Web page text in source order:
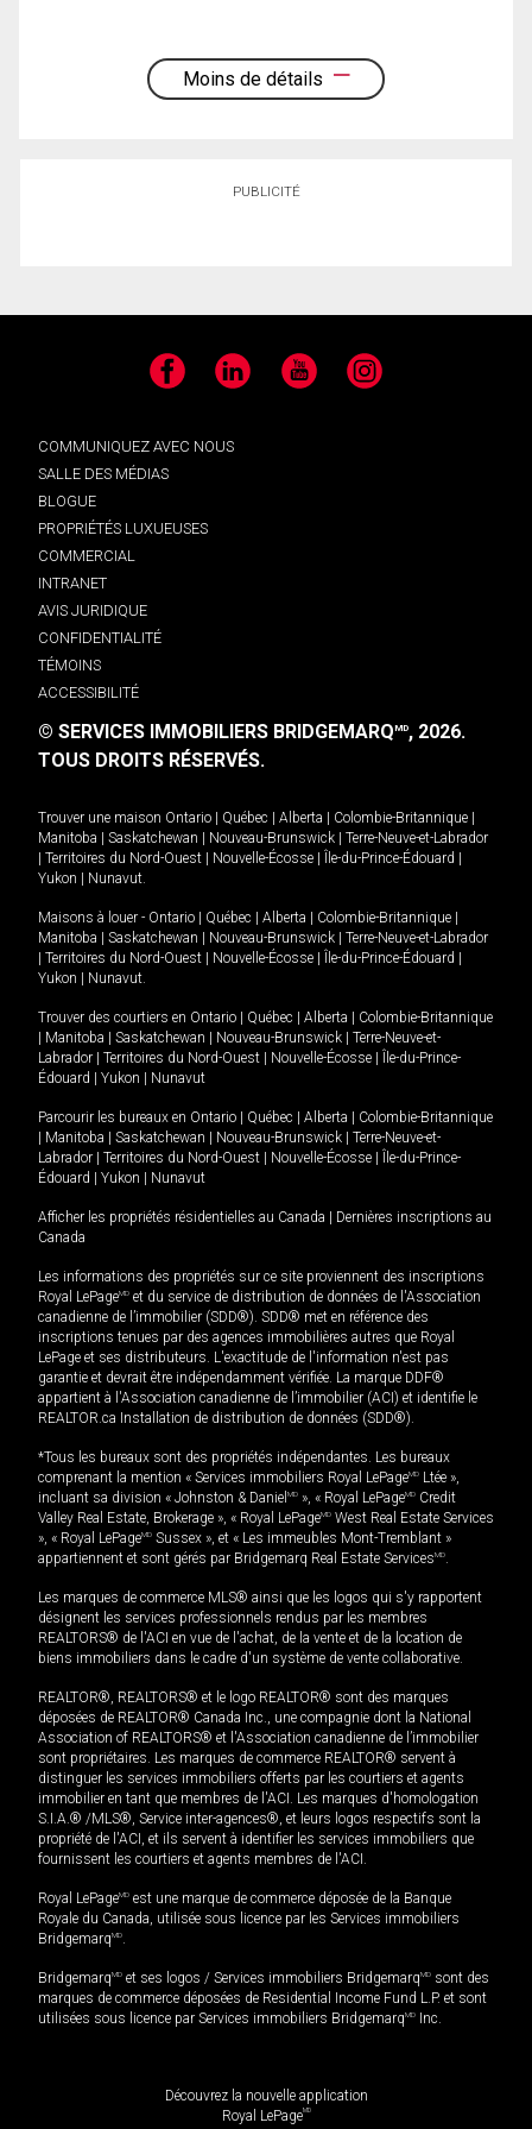
Moins de détails
PUBLICITÉ
Facebook LinkedIn YouTube Instagram
COMMUNIQUEZ AVEC NOUS
SALLE DES MÉDIAS
BLOGUE
PROPRIÉTÉS LUXUEUSES
COMMERCIAL
INTRANET
AVIS JURIDIQUE
CONFIDENTIALITÉ
TÉMOINS
ACCESSIBILITÉ
© SERVICES IMMOBILIERS BRIDGEMARQMD, 2026.
TOUS DROITS RÉSERVÉS.
Trouver une maison Ontario Québec Alberta Colombie-Britannique
Manitoba
Saskatchewan Nouveau-Brunswick
Terre-Neuve-et-Labrador
Territoires du Nord-Ouest Nouvelle-Écosse Île-du-Prince-Édouard
Yukon
Nunavut.
Maisons à louer - Ontario Québec Alberta Colombie-Britannique
Manitoba
Saskatchewan Nouveau-Brunswick
Terre-Neuve-et-Labrador
Territoires du Nord-Ouest Nouvelle-Écosse Île-du-Prince-Édouard
Yukon
Nunavut.
Trouver des courtiers en Ontario Québec Alberta
Colombie-Britannique
Manitoba Saskatchewan Nouveau-Brunswick
Terre-Neuve-et-
Labrador
Territoires du Nord-Ouest Nouvelle-Écosse
Île-du-Prince-
Édouard
Yukon Nunavut
Parcourir les bureaux en Ontario Québec Alberta
Colombie-Britannique
Manitoba Saskatchewan Nouveau-Brunswick
Terre-Neuve-et-
Labrador
Territoires du Nord-Ouest Nouvelle-Écosse
Île-du-Prince-
Édouard
Yukon Nunavut
Afficher les propriétés résidentielles au Canada
Dernières inscriptions au
Canada
Les informations des propriétés sur ce site proviennent des inscriptions
Royal LePageMD et du service de distribution de données de l'Association
canadienne de l’immobilier (SDD®). SDD® met en référence des
inscriptions tenues par des agences immobilières autres que Royal
LePage et ses distributeurs. L'exactitude de l'information n'est pas
garantie et devrait être indépendamment vérifiée. La marque DDF®
appartient à l'Association canadienne de l’immobilier (ACI) et identifie le
REALTOR.ca Installation de distribution de données (SDD®).
*Tous les bureaux sont des propriétés indépendantes. Les bureaux
comprenant la mention « Services immobiliers Royal LePageMD Ltée »,
incluant sa division « Johnston & Daniel MD », « Royal LePageMD Credit
Valley Real Estate, Brokerage », « Royal LePageMD West Real Estate Services
», « Royal LePageMD Sussex », et « Les immeubles Mont-Tremblant »
appartiennent et sont gérés par Bridgemarq Real Estate ServicesMD.
Les marques de commerce MLS® ainsi que les logos qui s'y rapportent
désignent les services professionnels rendus par les membres
REALTORS® de l'ACI en vue de l'achat, de la vente et de la location de
biens immobiliers dans le cadre d'un système de vente collaborative.
REALTOR®, REALTORS® et le logo REALTOR® sont des marques
déposées de REALTOR® Canada Inc., une compagnie dont la National
Association of REALTORS® et l'Association canadienne de l’immobilier
sont propriétaires. Les marques de commerce REALTOR® servent à
distinguer les services immobiliers offerts par les courtiers et agents
immobilier en tant que membres de l'ACI. Les marques d'homologation
S.I.A.® /MLS®, Service inter-agences®, et leurs logos respectifs sont la
propriété de l'ACI, et ils servent à identifier les services immobiliers que
fournissent les courtiers et agents membres de l'ACI.
Royal LePageMD est une marque de commerce déposée de la Banque
Royale du Canada, utilisée sous licence par les Services immobiliers
BridgemarqMD.
BridgemarqMD et ses logos / Services immobiliers BridgemarqMD sont des
marques de commerce déposées de Residential Income Fund L.P. et sont
utilisées sous licence par Services immobiliers BridgemarqMD Inc.
Découvrez la nouvelle application
Royal LePageMD